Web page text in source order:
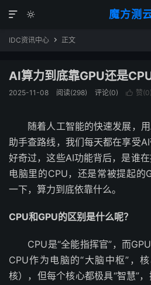
魔方测


IDC资讯中心  正文
AI算力到底靠GPU还是CPU
2025-11-08 阅读(298) 评论(0)  赞(0)
随着人工智能的快速发展，用
助手查路线，我们每天都在享受
好奇过，这些AI功能背后，是谁
电脑里的CPU，还是常被提起的
一下，算力到底依靠什么。
CPU和GPU的区别是什么呢？
CPU是“全能指挥官”，而GPU
CPU作为电脑的“大脑中枢”，
核），但每个核心都极具“智慧”